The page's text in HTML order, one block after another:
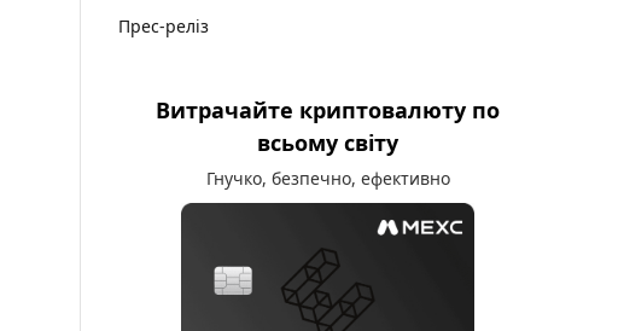
Прес-реліз
Витрачайте криптовалюту по
всьому світу
Гнучко, безпечно, ефективно